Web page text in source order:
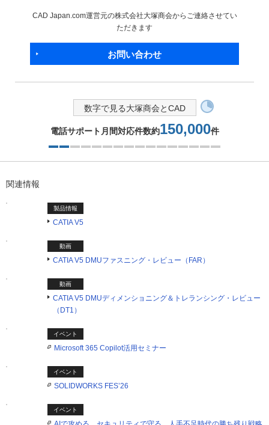
CAD Japan.com運営元の株式会社大塚商会からご連絡させてい
ただきます
お問い合わせ
数字で見る大塚商会とCAD
電話サポート月間対応件数約150,000件
関連情報
製品情報
CATIA V5
動画
CATIA V5 DMUファスニング・レビュー（FAR）
動画
CATIA V5 DMUディメンショニング＆トレランシング・レビュー
（DT1）
イベント
Microsoft 365 Copilot活用セミナー
イベント
SOLIDWORKS FES’26
イベント